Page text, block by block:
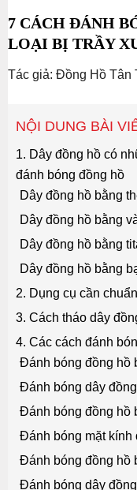
7 CÁCH ĐÁNH
LOẠI BỊ TRẦY
Tác giả: Đồng Hồ Tân
NỘI DUNG BÀI
1. Dây đồng hồ có
đánh bóng đồng hồ
Dây đồng hồ bằng
Dây đồng hồ bằng
Dây đồng hồ bằng
Dây đồng hồ bằng
2. Dụng cụ cần
3. Cách tháo dây
4. Các cách đánh
Đánh bóng đồng hồ
Đánh bóng dây
Đánh bóng đồng hồ
Đánh bóng mặt kính
Đánh bóng đồng hồ
Đánh bóng dây